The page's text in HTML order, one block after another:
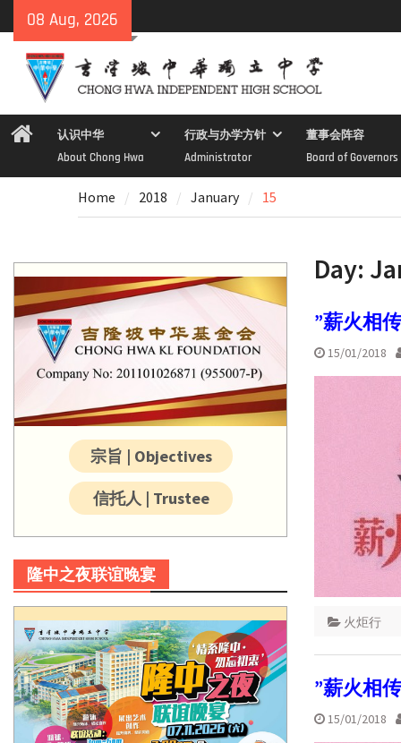
to
content
08 Aug, 2026
Home认识中华
About Chong Hwa
行政与办学方针
Administrator
董事会阵容
Board of Governors
Home 2018 January 15
Day:
”薪火相
15/01/2018
火炬行
”薪火相
15/01/2018
宗旨 | Objectives
信托人 | Trustee
隆中之夜联谊晚宴